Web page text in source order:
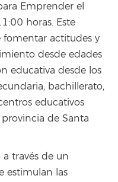
Emprender el
horas. Este
actitudes y
desde edades
educativa desde los
bachillerato,
educativos
de Santa
a través de un
estimulan las